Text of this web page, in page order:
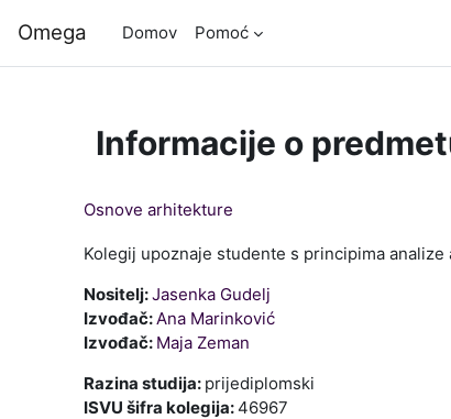
Omega Domov Pomoć
Informacije o
Osnove arhitekture
Kolegij upoznaje studente s principima
Nositelj:Jasenka Gudelj
Izvođač:Ana Marinković
Izvođač: Maja Zeman
Razina studija: prijediplomski
ISVU šifra kolegija:46967